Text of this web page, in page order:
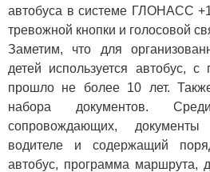
автобуса в системе ГЛОНАСС
тревожной кнопки и голосовой
Заметим, что для
детей используется автобус, с
прошло не более 10 лет.
набора документов.
сопровождающих,
водителе и содержащий
автобус, программа маршрута,